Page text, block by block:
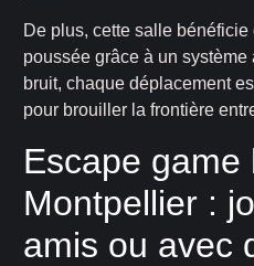
De plus, cette salle bénéficie
poussée grâce à un
bruit, chaque déplacement
pour brouiller la frontière
Escape game
Montpellier :
amis ou avec